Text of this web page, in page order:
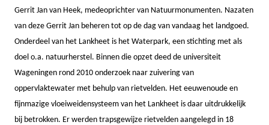
Gerrit Jan van Heek, medeoprichter van Natuurmonumenten. Nazaten
van deze Gerrit Jan beheren tot op de dag van vandaag het landgoed.
Onderdeel van het Lankheet is het Waterpark, een stichting met als
doel o.a. natuurherstel. Binnen die opzet deed de universiteit
Wageningen rond 2010 onderzoek naar zuivering van
oppervlaktewater met behulp van rietvelden. Het eeuwenoude en
fijnmazige vloeiweidensysteem van het Lankheet is daar uitdrukkelijk
bij betrokken. Er werden trapsgewijze rietvelden aangelegd in 18